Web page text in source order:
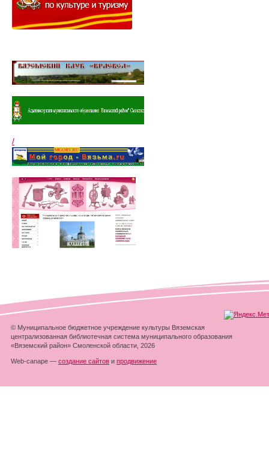
/
© Муниципальное бюджетное учреждение культуры Вяземская
централизованная библиотечная система муниципального образования
«Вяземский район» Смоленской области, 2026
Web-canape — создание сайтов и продвижение